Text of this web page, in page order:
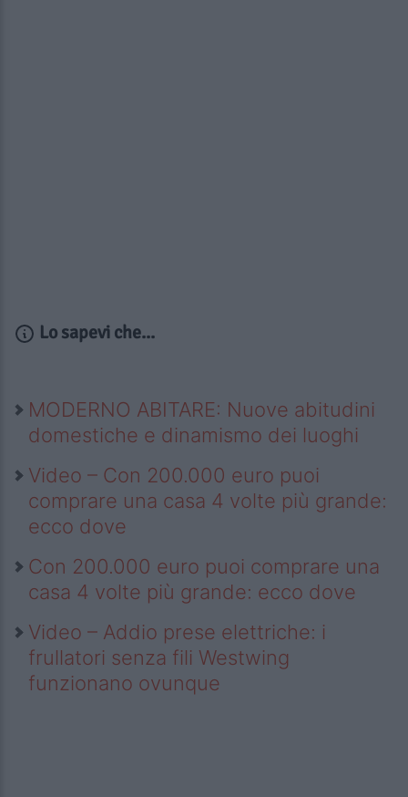
Lo sapevi che...
MODERNO ABITARE: Nuove abitudini
domestiche e dinamismo dei luoghi
Video – Con 200.000 euro puoi
comprare una casa 4 volte più grande:
ecco dove
Con 200.000 euro puoi comprare una
casa 4 volte più grande: ecco dove
Video – Addio prese elettriche: i
frullatori senza fili Westwing
funzionano ovunque